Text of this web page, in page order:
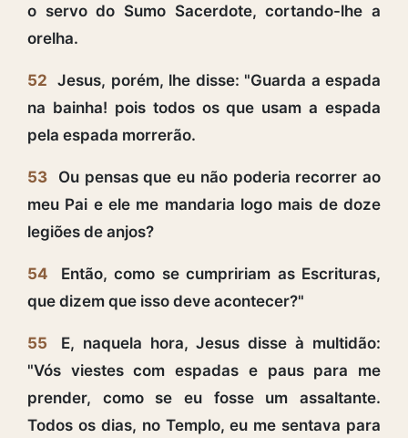
o servo do Sumo Sacerdote, cortando-lhe a
orelha.
52 Jesus, porém, lhe disse: "Guarda a espada
na bainha! pois todos os que usam a espada
pela espada morrerão.
53
Ou pensas que eu não poderia recorrer ao
meu Pai e ele me mandaria logo mais de doze
legiões de anjos?
54
Então, como se cumpririam as Escrituras,
que dizem que isso deve acontecer?"
55
E, naquela hora, Jesus disse à multidão:
"Vós viestes com espadas e paus para me
prender, como se eu fosse um assaltante.
Todos os dias, no Templo, eu me sentava para